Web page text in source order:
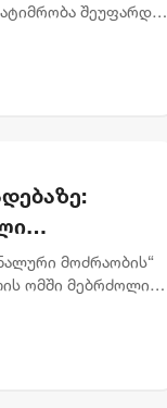
შეუფარდეს
მოძრაობის“
ომში მებრძოლი